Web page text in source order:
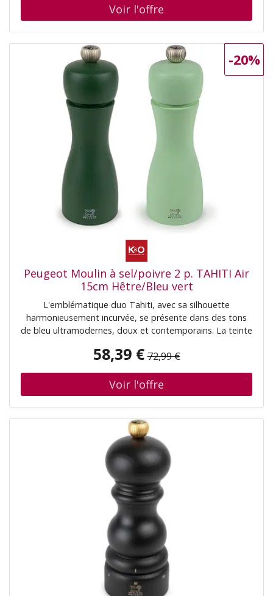
flamme plus clair pour le sel. Ces moulins manuels en
bois, fabriqués en France, sont équipés de mécanismes
de broyage précis et robustes - en acier pour le poivre,
en zircone pour le sel. Le bouton situé en haut de chaque
moulin permet un réglage facile de la finesse de mouture.
Détails : Utilisation & Entretien : Nettoyer avec un chiffon
doux / Ne jamais plonger le moulin dans un liquide et ne
jamais le mettre au lave-vaisselle Fabriqué en France Bois
certifié PEFC issu des forêts françaises Mécanisme
Zirlion, une innovation de Peugeot Réglage de la finesse
de mouture via la vis supérieure : Plus la vis supérieure
est serrée, plus la mouture est fine (et inversement)
Garantie de 5 ans sur le produit Moulin à poivre : Pour
moudre le poivre noir, blanc, vert ou rouge, les baies
roses (maximum 15% dans un mélange de poivre) et les
cristaux de sel sec (sel gemme) jusqu'à une taille de 4
mm. Ne pas utiliser pour le sel de mer humide, même
séché Épices INCLUSES
Peugeot Moulin à sel/poivre 2 p. TAHITI Air
15cm Hêtre/Bleu vert
L'emblématique duo Tahiti, avec sa silhouette
harmonieusement incurvée, se présente dans des tons
de bleu ultramodernes, doux et contemporains. La teinte
moulin à poivre. Ce duo deviendra le point de mire de
mécanisme de broyage - en acier pour le poivre, en
zircone pour le sel. Détails: Utilisation & Entretien:
Nettoyer avec un chiffon doux / Ne jamais immerger le
moulin dans un liquide et ne jamais le mettre au lave-
vaisselle Fabriqué en France Bois certifié PEFC issu des
forêts françaises Mécanisme de broyage Zirlion, une
innovation de Peugeot Réglage de la mouture via la vis
supérieure: Plus la vis supérieure est serrée, plus la
mouture est fine (et inversement) Garantie de 5 ans sur
le produit Moulin à poivre: Pour moudre le poivre noir,
blanc, vert ou rouge, les baies roses (maximum 15%
dans un mélange de poivre) et les graines de coriandre -
Moulin à sel: Pour moudre les cristaux de sel sec (sel
gemme) jusqu'à une taille de 4 mm. Ne pas utiliser pour
le sel de mer humide, même séché Épices INCLUSES
58,39 € 72,99 €
-20%